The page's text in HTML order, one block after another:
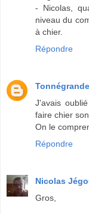
- Nicolas,
niveau du
à chier.
Répondre
Tonnégrande
J'avais
faire chier
On le
Répondre
Nicolas
Gros,